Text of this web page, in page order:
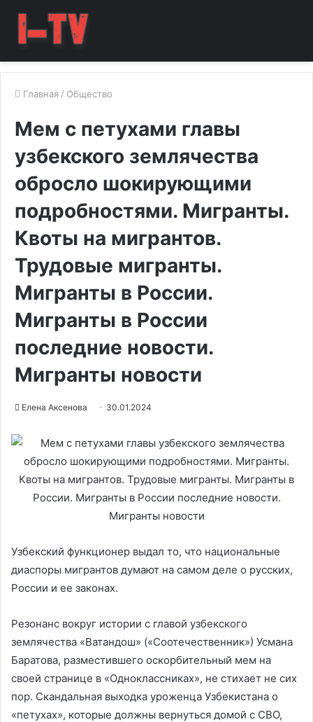
Главная / Общество
Мем с петухами главы
узбекского землячества
обросло шокирующими
подробностями. Мигранты.
Квоты на мигрантов.
Трудовые мигранты.
Мигранты в России.
Мигранты в России
последние новости.
Мигранты новости
Елена Аксенова 30.01.2024
Узбекский функционер выдал то, что национальные
диаспоры мигрантов думают на самом деле о русских,
России и ее законах.
Резонанс вокруг истории с главой узбекского
землячества «Ватандош» («Соотечественник») Усмана
Баратова, разместившего оскорбительный мем на
своей странице в «Одноклассниках», не стихает не сих
пор. Скандальная выходка уроженца Узбекистана о
«петухах», которые должны вернуться домой с СВО,